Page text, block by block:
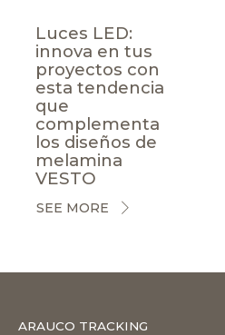
Luces LED:
innova en tus
proyectos con
esta tendencia
que
complementa
los diseños de
melamina
VESTO
SEE MORE
ARAUCO TRACKING